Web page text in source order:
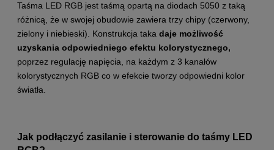
Taśma LED RGB jest taśmą opartą na diodach 5050 z taką
różnicą, że w swojej obudowie zawiera trzy chipy (czerwony,
zielony i niebieski). Konstrukcja taka daje możliwość
uzyskania odpowiedniego efektu kolorystycznego,
poprzez regulację napięcia, na każdym z 3 kanałów
kolorystycznych RGB co w efekcie tworzy odpowiedni kolor
światła.
Jak podłączyć zasilanie i sterowanie do taśmy LED